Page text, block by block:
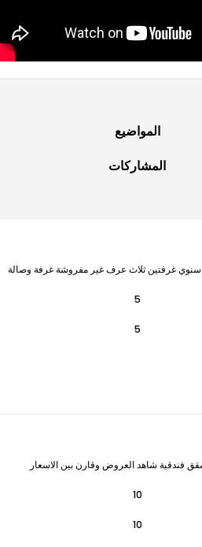
المواضيع
المشاركات
سنوي غرفتين ثلاث عرف غير مفروشة غرفة وصالة
5
5
فندقية شاهد العروض وقارن بين الاسعار
10
10